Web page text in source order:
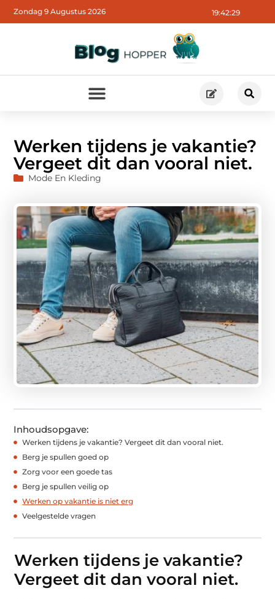
19:42:30
Zondag 9 Augustus 2026
Werken tijdens je vakantie?
Vergeet dit dan vooral niet.
Mode En Kleding
Inhoudsopgave:
Werken tijdens je vakantie? Vergeet dit dan vooral niet.
Berg je spullen goed op
Zorg voor een goede tas
Berg je spullen veilig op
Werken op vakantie is niet erg
Veelgestelde vragen
Werken tijdens je vakantie?
Vergeet dit dan vooral niet.